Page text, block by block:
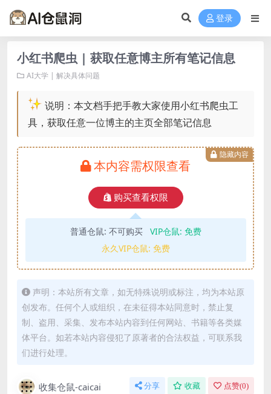
登录
小红书爬虫 | 获取任意博主所有笔记信息
AI大学 | 解决具体问题
说明：本文档手把手教大家使用小红书爬虫工
具，获取任意一位博主的主页全部笔记信息
隐藏内容
本内容需权限查看
购买查看权限
普通仓鼠: 不可购买 VIP仓鼠: 免费
永久VIP仓鼠: 免费
声明：本站所有文章，如无特殊说明或标注，均为本站原
创发布。任何个人或组织，在未征得本站同意时，禁止复
制、盗用、采集、发布本站内容到任何网站、书籍等各类媒
体平台。如若本站内容侵犯了原著者的合法权益，可联系我
们进行处理。
收集仓鼠-caicai 分享 收藏 点赞(0)